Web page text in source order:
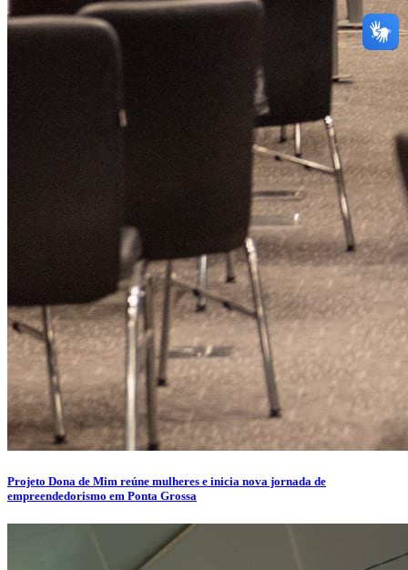
Projeto Dona de Mim reúne mulheres e inicia nova jornada de
empreendedorismo em Ponta Grossa